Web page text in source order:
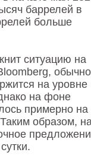
баррелей в
больше
ситуацию на
обычно
на уровне
на фоне
примерно на
образом,